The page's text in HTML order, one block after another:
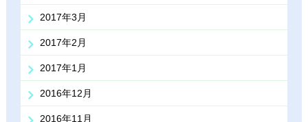
2017年3月
2017年2月
2017年1月
2016年12月
2016年11月